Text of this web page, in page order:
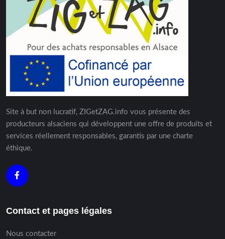
Site à but non lucratif, ZIGetZAG.info vous présente des
producteurs alsaciens qui développent une offre de produits et
services réellement responsables, garantis par une charte
éthique.
Contact et pages légales
Nous contacter